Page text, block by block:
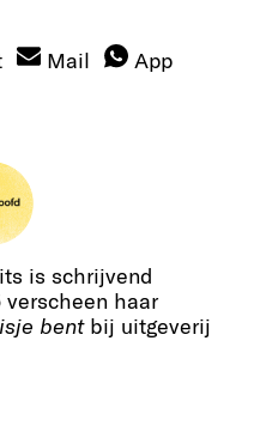
Mail App
is schrijvend
verscheen haar
bentbij uitgeverij